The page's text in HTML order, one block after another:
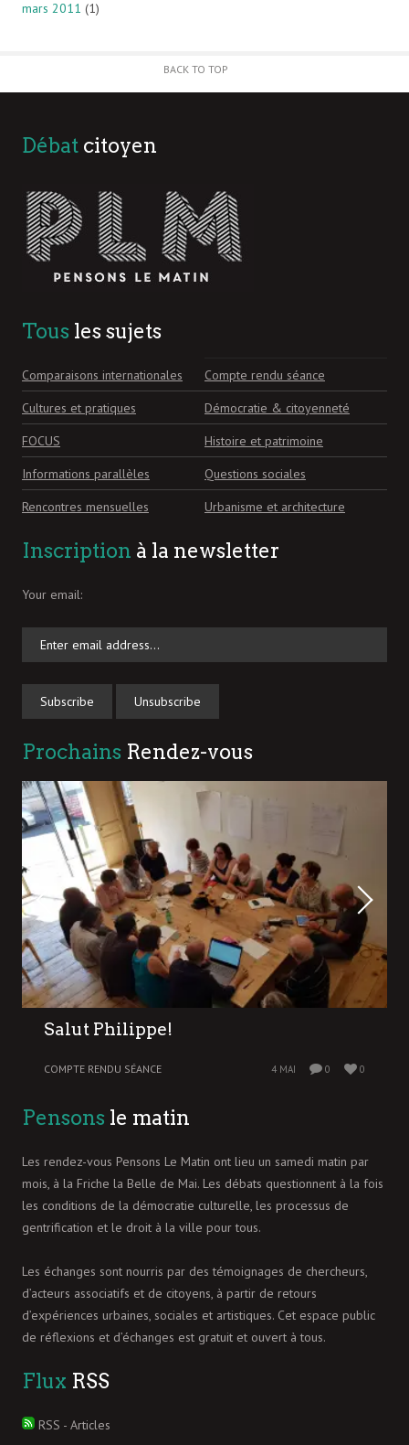
mars 2011 (1)
BACK TO TOP
Débat citoyen
Tous les sujets
Comparaisons internationales
Compte rendu séance
Cultures et pratiques
Démocratie & citoyenneté
FOCUS
Histoire et patrimoine
Informations parallèles
Questions sociales
Rencontres mensuelles
Urbanisme et architecture
Inscription à la newsletter
Your email:
Prochains Rendez-vous
Salut Philippe!
COMPTE RENDU SÉANCE 4 MAI 0 0
Pensons le matin
Les rendez-vous Pensons Le Matin ont lieu un samedi matin par
mois, à la Friche la Belle de Mai. Les débats questionnent à la fois
les conditions de la démocratie culturelle, les processus de
gentrification et le droit à la ville pour tous.
Les échanges sont nourris par des témoignages de chercheurs,
d’acteurs associatifs et de citoyens, à partir de retours
d’expériences urbaines, sociales et artistiques. Cet espace public
de réflexions et d’échanges est gratuit et ouvert à tous.
Flux RSS
RSS - Articles